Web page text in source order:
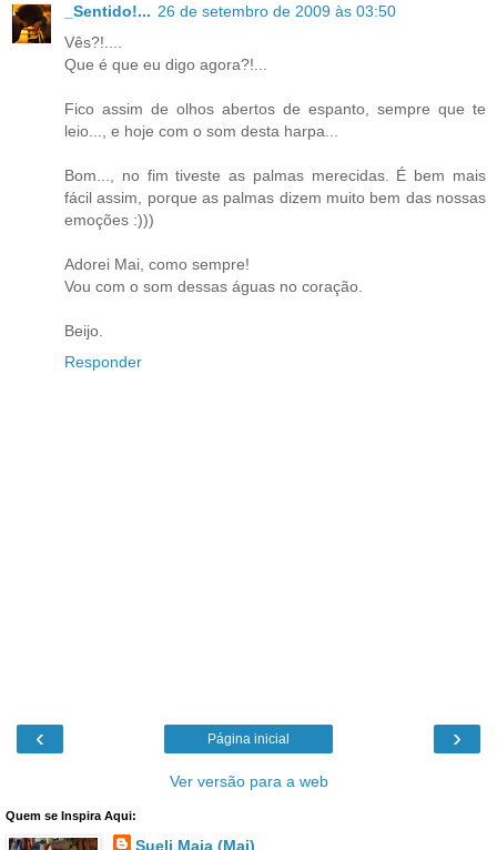
_Sentido!... 26 de setembro de 2009 às 03:50
Vês?!....
Que é que eu digo agora?!...
Fico assim de olhos abertos de espanto, sempre que te
leio..., e hoje com o som desta harpa...
Bom..., no fim tiveste as palmas merecidas. É bem mais
fácil assim, porque as palmas dizem muito bem das nossas
emoções :)))
Adorei Mai, como sempre!
Vou com o som dessas águas no coração.
Beijo.
Responder
‹ ›
Página inicial
Ver versão para a web
Quem se Inspira Aqui:
Sueli Maia (Mai)